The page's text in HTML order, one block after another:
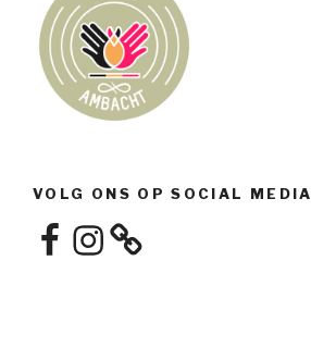
VOLG ONS OP SOCIAL MEDIA
FacebookInstagram